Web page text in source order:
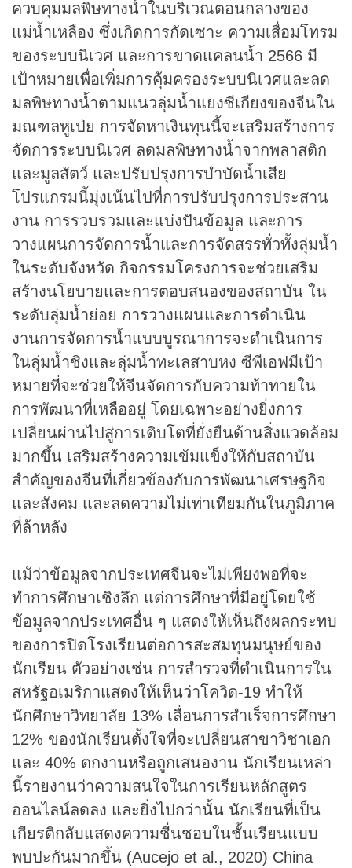
ควบคุมมลพิษทางน้ำในบริเวณตอนกลางของ
แม่น้ำเหลือง ซึ่งเกิดการกัดเซาะ ความเสื่อมโทรม
ของระบบนิเวศ และการขาดแคลนน้ำ 2566 มี
เป้าหมายเพื่อเพิ่มการคุ้มครองระบบนิเวศและลด
มลพิษทางน้ำตามแนวลุ่มน้ำแยงซีเกียงของจีนใน
มณฑลหูเป่ย การจัดหาเงินทุนนี้จะเสริมสร้างการ
จัดการระบบนิเวศ ลดมลพิษทางน้ำจากพลาสติก
และมูลสัตว์ และปรับปรุงการบำบัดน้ำเสีย
โปรแกรมนี้มุ่งเน้นไปที่การปรับปรุงการประสาน
งาน การรวบรวมและแบ่งปันข้อมูล และการ
วางแผนการจัดการน้ำและการจัดสรรทั่วทั้งลุ่มน้ำ
ในระดับจังหวัด กิจกรรมโครงการจะช่วยเสริม
สร้างนโยบายและการตอบสนองของสถาบัน ใน
ระดับลุ่มน้ำย่อย การวางแผนและการดำเนิน
งานการจัดการน้ำแบบบูรณาการจะดำเนินการ
ในลุ่มน้ำชิงและลุ่มน้ำทะเลสาบหง ซีพีเอฟมีเป้า
หมายที่จะช่วยให้จีนจัดการกับความท้าทายใน
การพัฒนาที่เหลืออยู่ โดยเฉพาะอย่างยิ่งการ
เปลี่ยนผ่านไปสู่การเติบโตที่ยั่งยืนด้านสิ่งแวดล้อม
มากขึ้น เสริมสร้างความเข้มแข็งให้กับสถาบัน
สำคัญของจีนที่เกี่ยวข้องกับการพัฒนาเศรษฐกิจ
และสังคม และลดความไม่เท่าเทียมกันในภูมิภาค
ที่ล้าหลัง
แม้ว่าข้อมูลจากประเทศจีนจะไม่เพียงพอที่จะ
ทำการศึกษาเชิงลึก แต่การศึกษาที่มีอยู่โดยใช้
ข้อมูลจากประเทศอื่น ๆ แสดงให้เห็นถึงผลกระทบ
ของการปิดโรงเรียนต่อการสะสมทุนมนุษย์ของ
นักเรียน ตัวอย่างเช่น การสำรวจที่ดำเนินการใน
สหรัฐอเมริกาแสดงให้เห็นว่าโควิด-19 ทำให้
นักศึกษาวิทยาลัย 13% เลื่อนการสำเร็จการศึกษา
12% ของนักเรียนตั้งใจที่จะเปลี่ยนสาขาวิชาเอก
และ 40% ตกงานหรือถูกเสนองาน นักเรียนเหล่า
นี้รายงานว่าความสนใจในการเรียนหลักสูตร
ออนไลน์ลดลง และยิ่งไปกว่านั้น นักเรียนที่เป็น
เกียรติกลับแสดงความชื่นชอบในชั้นเรียนแบบ
พบปะกันมากขึ้น (Aucejo et al., 2020) China